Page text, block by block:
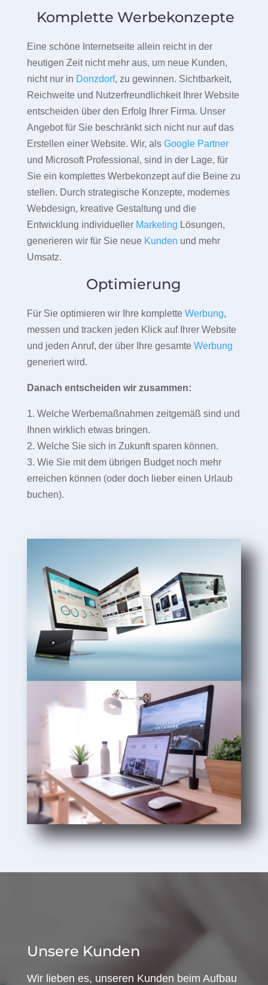
Komplette Werbekonzepte
Eine schöne Internetseite allein reicht in der
heutigen Zeit nicht mehr aus, um neue Kunden,
nicht nur in Donzdorf, zu gewinnen. Sichtbarkeit,
Reichweite und Nutzerfreundlichkeit Ihrer Website
entscheiden über den Erfolg Ihrer Firma. Unser
Angebot für Sie beschränkt sich nicht nur auf das
Erstellen einer Website. Wir, als Google Partner
und Microsoft Professional, sind in der Lage, für
Sie ein komplettes Werbekonzept auf die Beine zu
stellen. Durch strategische Konzepte, modernes
Webdesign, kreative Gestaltung und die
Entwicklung individueller Marketing Lösungen,
generieren wir für Sie neue Kunden und mehr
Umsatz.
Optimierung
Für Sie optimieren wir Ihre komplette Werbung,
messen und tracken jeden Klick auf Ihrer Website
und jeden Anruf, der über Ihre gesamte Werbung
generiert wird.
Danach entscheiden wir zusammen:
1. Welche Werbemaßnahmen zeitgemäß sind und
Ihnen wirklich etwas bringen.
2. Welche Sie sich in Zukunft sparen können.
3. Wie Sie mit dem übrigen Budget noch mehr
erreichen können (oder doch lieber einen Urlaub
buchen).
Unsere Kunden
Wir lieben es, unseren Kunden beim Aufbau